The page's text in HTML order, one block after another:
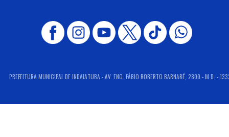
PREFEITURA MUNICIPAL DE INDAIATUBA - AV. ENG. FÁBIO ROBERTO BARNABÉ, 2800 - M.D. -